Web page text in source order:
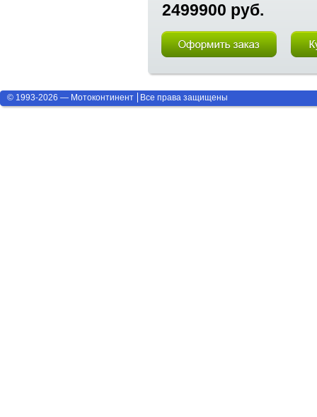
2499900 руб.
© 1993-2026 — Мотоконтинент Все права защищены